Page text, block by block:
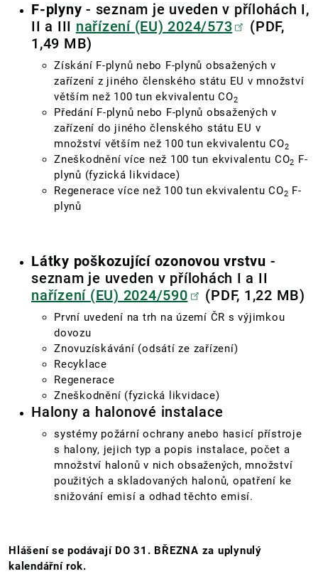
F-plyny - seznam je uveden v přílohách I,
II a III nařízení (EU) 2024/573
(PDF,
1,49 MB)
Získání F-plynů nebo F-plynů obsažených v
zařízení z jiného členského státu EU v množství
větším než 100 tun ekvivalentu CO2
Předání F-plynů nebo F-plynů obsažených v
zařízení do jiného členského státu EU v
množství větším než 100 tun ekvivalentu CO2
Zneškodnění více než 100 tun ekvivalentu CO2 F-
plynů (fyzická likvidace)
Regenerace více než 100 tun ekvivalentu CO2 F-
plynů
Látky poškozující ozonovou vrstvu -
seznam je uveden v přílohách I a II
nařízení (EU) 2024/590
(PDF, 1,22 MB)
První uvedení na trh na území ČR s výjimkou
dovozu
Znovuzískávání (odsátí ze zařízení)
Recyklace
Regenerace
Zneškodnění (fyzická likvidace)
Halony a halonové instalace
systémy požární ochrany anebo hasicí přístroje
s halony, jejich typ a popis instalace, počet a
množství halonů v nich obsažených, množství
použitých a skladovaných halonů, opatření ke
snižování emisí a odhad těchto emisí.
Hlášení se podávají DO 31. BŘEZNA za uplynulý
kalendářní rok.